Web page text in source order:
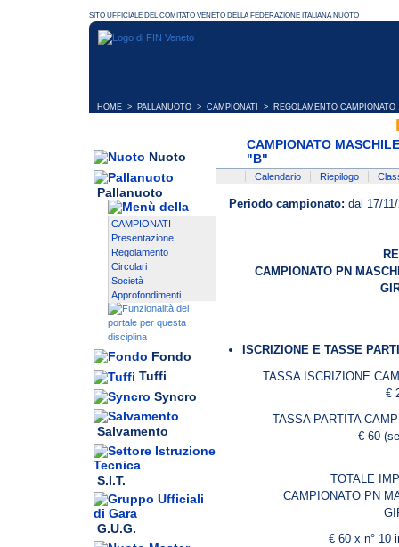
HOME > PALLANUOTO > CAMPIONATI > REGOLAMENTO CAMPIONATO
Nuoto
Pallanuoto
CAMPIONATI
Presentazione
Regolamento
Circolari
Società
Approfondimenti
Fondo
Tuffi
Syncro
Salvamento
S.I.T.
G.U.G.
CAMPIONATO
"B"
Calendario Riepilogo
Periodo campionato: dal 17/
CAMPIONATO PN
ISCRIZIONE E TASSE
TASSA ISCRIZIONE
€
TASSA PARTITA
€ 60
TOTALE
CAMPIONATO PN
€ 60 x n° 10